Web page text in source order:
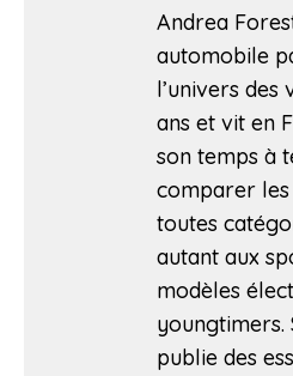
Andrea
automobile
l’univers des
ans et vit en
son temps à
comparer
toutes
autant aux
modèles
youngtimers.
publie des